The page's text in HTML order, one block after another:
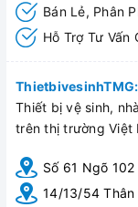
Bán Lẻ, Phân
Hỗ Trợ Tư Vấn
ThietbivesinhTMG:
Thiết bị vệ sinh,
trên thị trường Việt
Số 61 Ngõ
14/13/54 Thân